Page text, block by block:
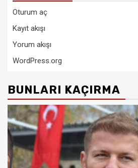
Oturum aç
Kayıt akışı
Yorum akışı
WordPress.org
BUNLARI KAÇIRMA